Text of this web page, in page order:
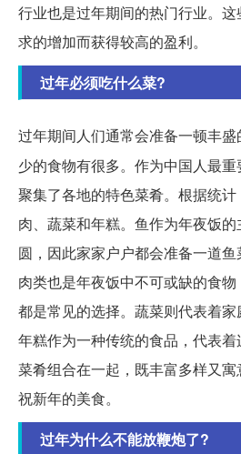
行业也是过年期间的热门行业。
求的增加而获得较高的盈利。
过年必须吃什么菜?
过年期间人们通常会准备一顿丰盛
少的食物有很多。作为中国人最
聚集了各地的特色菜肴。根据统计
肉、蔬菜和年糕。鱼作为年夜饭
圆，因此家家户户都会准备一道鱼
肉类也是年夜饭中不可或缺的食
都是常见的选择。蔬菜则代表着家
年糕作为一种传统的食品，代表
菜肴组合在一起，既丰富多样又
祝新年的美食。
过年为什么不能放鞭炮了?